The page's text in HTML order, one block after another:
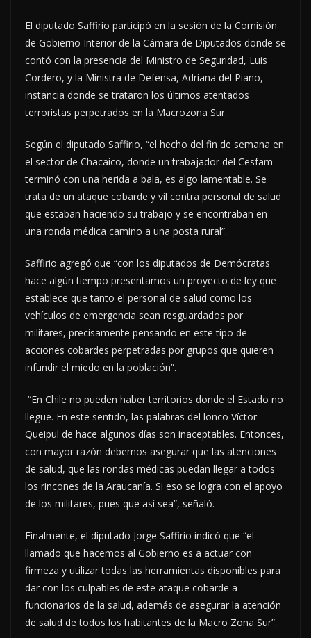
El diputado Saffirio participó en la sesión de la Comisión
de Gobierno Interior de la Cámara de Diputados donde se
contó con la presencia del Ministro de Seguridad, Luis
Cordero, y la Ministra de Defensa, Adriana del Piano,
instancia donde se trataron los últimos atentados
terroristas perpetrados en la Macrozona Sur.
Según el diputado Saffirio, “el hecho del fin de semana en
el sector de Chacaico, donde un trabajador del Cesfam
terminó con una herida a bala, es algo lamentable. Se
trata de un ataque cobarde y vil contra personal de salud
que estaban haciendo su trabajo y se encontraban en
una ronda médica camino a una posta rural”.
Saffirio agregó que “con los diputados de Demócratas
hace algún tiempo presentamos un proyecto de ley que
establece que tanto el personal de salud como los
vehículos de emergencia sean resguardados por
militares, precisamente pensando en este tipo de
acciones cobardes perpetradas por grupos que quieren
infundir el miedo en la población”.
“En Chile no pueden haber territorios donde el Estado no
llegue. En este sentido, las palabras del lonco Víctor
Queipul de hace algunos días son inaceptables. Entonces,
con mayor razón debemos asegurar que las atenciones
de salud, que las rondas médicas puedan llegar a todos
los rincones de la Araucanía. Si eso se logra con el apoyo
de los militares, pues que así sea”, señaló.
Finalmente, el diputado Jorge Saffirio indicó que “el
llamado que hacemos al Gobierno es a actuar con
firmeza y utilizar todas las herramientas disponibles para
dar con los culpables de este ataque cobarde a
funcionarios de la salud, además de asegurar la atención
de salud de todos los habitantes de la Macro Zona Sur”.